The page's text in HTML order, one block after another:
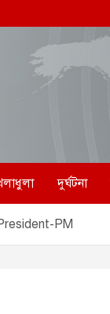
দুর্ঘটনা
PM